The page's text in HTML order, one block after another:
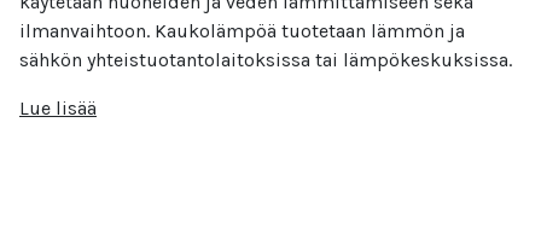
ilmanvaihtoon. Kaukolämpöä tuotetaan lämmön ja
sähkön yhteistuotantolaitoksissa tai lämpökeskuksissa.
Lue lisää